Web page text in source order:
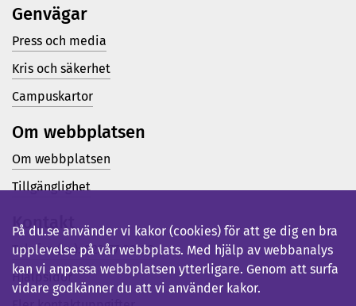
Genvägar
Press och media
Kris och säkerhet
Campuskartor
Om webbplatsen
Om webbplatsen
Tillgänglighet
Kontakt
Telefon (vx): 023-77 80 00
Hjälpsidor
På du.se använder vi kakor (cookies) för att ge dig en bra
upplevelse på vår webbplats. Med hjälp av webbanalys
kan vi anpassa webbplatsen ytterligare. Genom att surfa
vidare godkänner du att vi använder kakor.